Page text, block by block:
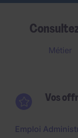
Métier
Vos
Emploi